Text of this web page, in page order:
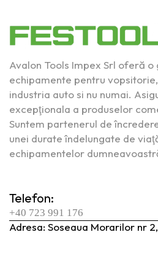
Avalon Tools Impex Srl oferă
echipamente pentru
industria auto si nu numai.
excepţionala a produselor
Suntem partenerul de
unei durate îndelungate de
echipamentelor
Telefon:
+40 723 991 176
Adresa: Soseaua Morarilor nr